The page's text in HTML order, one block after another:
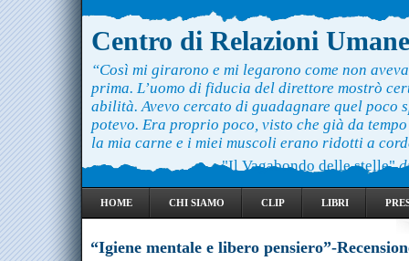
Centro di Relazioni Umane
“Così mi girarono e mi legarono come non
prima. L’uomo di fiducia del direttore mostrò
abilità. Avevo cercato di guadagnare quel poco
potevo. Era proprio poco, visto che già da
la mia carne e i miei muscoli erano ridotti a
"Il Vagabondo delle stelle"
HOME CHI SIAMO CLIP LIBRI
“Igiene mentale e libero pensiero”-